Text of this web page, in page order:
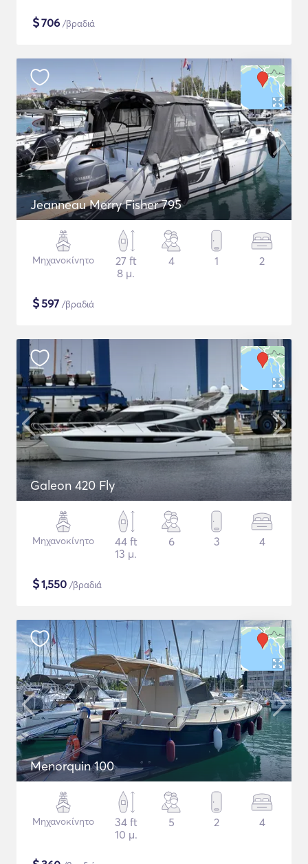
$706 /βραδιά
Jeanneau Merry Fisher 795
Μηχανοκίνητο
27 ft
8 μ.
4 1 2
$597 /βραδιά
Galeon 420 Fly
Μηχανοκίνητο
44 ft
13 μ.
6 3 4
$1,550 /βραδιά
Menorquin 100
Μηχανοκίνητο
34 ft
10 μ.
5 2 4